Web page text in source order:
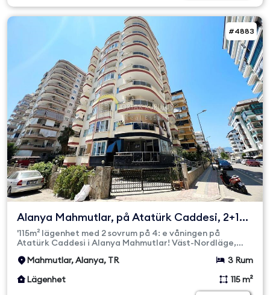
#4883
Alanya Mahmutlar, på Atatürk Caddesi, 2+1
möblerad lägenhet ...
'115m² lägenhet med 2 sovrum på 4: e våningen på
Atatürk Caddesi i Alanya Mahmutlar! Väst-Nordläge,
Mahmutlar, Alanya, TR
3 Rum
Lägenhet
115 m²